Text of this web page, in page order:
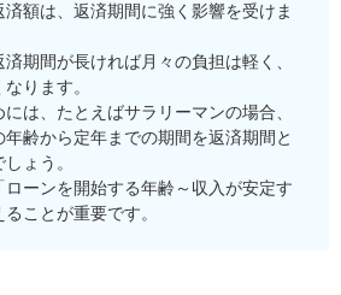
額は、返済期間に強く影響を受けま
期間が長ければ月々の負担は軽く、
ります。
は、たとえばサラリーマンの場合、
齢から定年までの期間を返済期間と
ょう。
ーンを開始する年齢～収入が安定す
ことが重要です。